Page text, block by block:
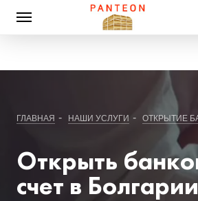
ГЛАВНАЯ - НАШИ УСЛУГИ - ОТКРЫТИЕ
Открыть
счет в Болгарии